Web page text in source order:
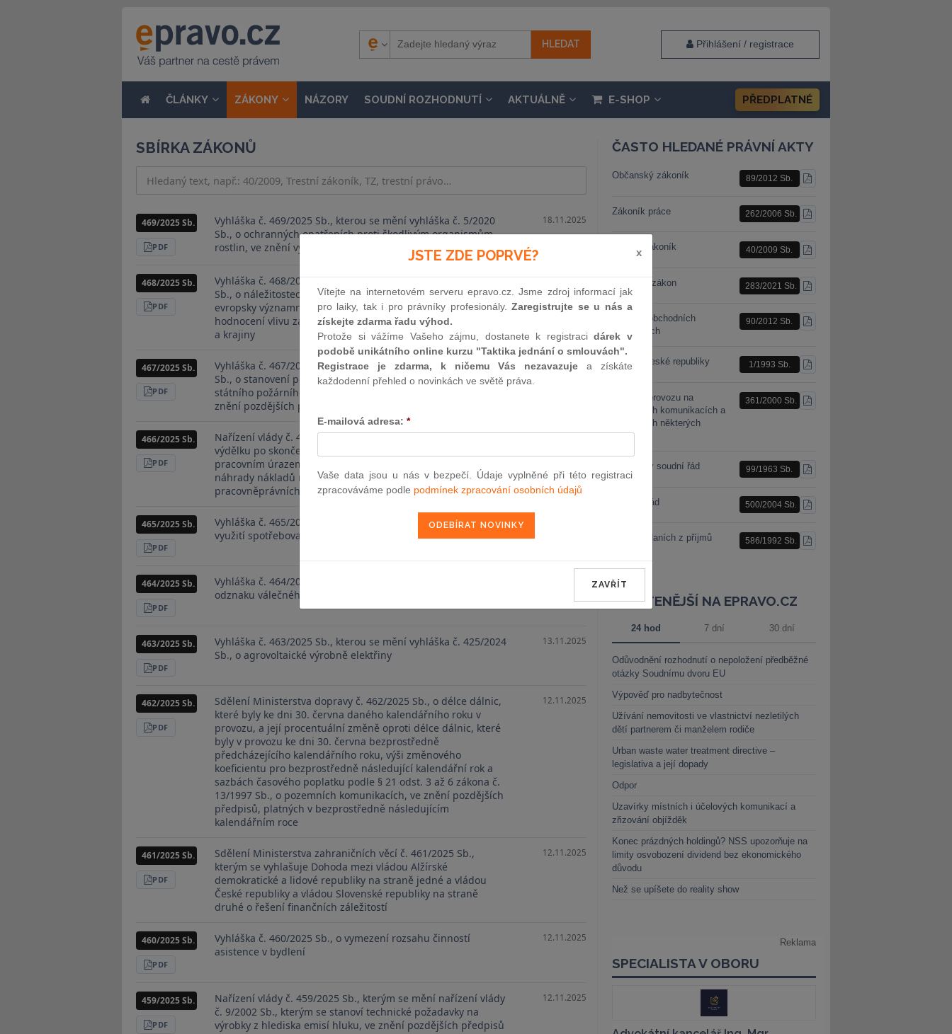
Přihlášení / registrace
ČLÁNKY ZÁKONY NÁZORY SOUDNÍ ROZHODNUTÍ AKTUÁLNĚ E-SHOP PŘEDPLATNÉ
SBÍRKA ZÁKONŮ
469/2025 Sb.
STÁHNOUT
Vyhláška č. 469/2025 Sb., kterou se mění vyhláška č. 5/2020
Sb., o ochranných opatřeních proti škodlivým organismům
rostlin, ve znění vyhlášky č. 216/2024 Sb.
18.11.2025
468/2025 Sb.
STÁHNOUT
Vyhláška č. 468/2025 Sb., kterou se mění vyhláška č. 142/2018
Sb., o náležitostech posouzení vlivu záměru a koncepce na
evropsky významné lokality a ptačí oblasti a o náležitostech
hodnocení vlivu závažného zásahu na zájmy ochrany přírody
a krajiny
467/2025 Sb.
STÁHNOUT
Vyhláška č. 467/2025 Sb., kterou se mění vyhláška č. 246/2001
Sb., o stanovení podmínek požární bezpečnosti a výkonu
státního požárního dozoru (vyhláška o požární prevenci), ve
znění pozdějších předpisů
18.11.2025
466/2025 Sb.
STÁHNOUT
Nařízení vlády č. 466/2025 Sb., o úpravě náhrady za ztrátu na
výdělku po skončení pracovní neschopnosti vzniklé
pracovním úrazem nebo nemocí z povolání a o úpravě
náhrady nákladů na výživu pozůstalých podle
pracovněprávních předpisů (nařízení o úpravě náhrady)
13.11.2025
465/2025 Sb.
STÁHNOUT
Vyhláška č. 465/2025 Sb., o způsobech efektivního dalšího
využití spotřebované elektřiny
464/2025 Sb.
STÁHNOUT
Vyhláška č. 464/2025 Sb., o průkazu válečného veterána a
odznaku válečného veterána
463/2025 Sb.
STÁHNOUT
Vyhláška č. 463/2025 Sb., kterou se mění vyhláška č. 425/2024
Sb., o agrovoltaické výrobně elektřiny
13.11.2025
462/2025 Sb.
STÁHNOUT
Sdělení Ministerstva dopravy č. 462/2025 Sb., o délce dálnic,
které byly ke dni 30. června daného kalendářního roku v
provozu, a její procentuální změně oproti délce dálnic, které
byly v provozu ke dni 30. června bezprostředně
předcházejícího kalendářního roku, výši změnového
koeficientu pro bezprostředně následující kalendářní rok a
sazbách časového poplatku podle § 21 odst. 3 až 6 zákona č.
13/1997 Sb., o pozemních komunikacích, ve znění pozdějších
předpisů, platných v bezprostředně následujícím
kalendářním roce
12.11.2025
461/2025 Sb.
STÁHNOUT
Sdělení Ministerstva zahraničních věcí č. 461/2025 Sb.,
kterým se vyhlašuje Dohoda mezi vládou Alžírské
demokratické a lidové republiky na straně jedné a vládou
České republiky a vládou Slovenské republiky na straně
druhé o řešení finančních záležitostí
12.11.2025
460/2025 Sb.
STÁHNOUT
Vyhláška č. 460/2025 Sb., o vymezení rozsahu činností
asistence v bydlení
12.11.2025
459/2025 Sb.
STÁHNOUT
Nařízení vlády č. 459/2025 Sb., kterým se mění nařízení vlády
č. 9/2002 Sb., kterým se stanoví technické požadavky na
výrobky z hlediska emisí hluku, ve znění pozdějších předpisů
12.11.2025
ČASTO HLEDANÉ PRÁVNÍ AKTY
Občanský zákoník 89/2012 Sb.
STÁHNOUT
Zákoník práce 262/2006 Sb.
STÁHNOUT
Trestní zákoník 40/2009 Sb.
STÁHNOUT
Stavební zákon 283/2021 Sb.
STÁHNOUT
Zákon o obchodních
korporacích
90/2012 Sb.
STÁHNOUT
Ústava České republiky 1/1993 Sb.
STÁHNOUT
Zákon o provozu na
pozemních komunikacích a
o změnách některých
zákonů
361/2000 Sb.
STÁHNOUT
Občanský soudní řád 99/1963 Sb.
STÁHNOUT
Správní řád 500/2004 Sb.
STÁHNOUT
Zákon o daních z příjmů 586/1992 Sb.
STÁHNOUT
NEJČTENĚJŠÍ NA EPRAVO.CZ
24 hod 7 dní 30 dní
Odůvodnění rozhodnutí o nepoložení předběžné
otázky Soudnímu dvoru EU
Výpověď pro nadbytečnost
Užívání nemovitosti ve vlastnictví nezletilých
dětí partnerem či manželem rodiče
Urban waste water treatment directive –
legislativa a její dopady
Odpor
Uzavírky místních i účelových komunikací a
zřizování objížděk
Konec prázdných holdingů? NSS upozorňuje na
limity osvobození dividend bez ekonomického
důvodu
Než se upíšete do reality show
JSTE ZDE POPRVÉ? x
Vítejte na internetovém serveru epravo.cz. Jsme zdroj informací jak
pro laiky, tak i pro právníky profesionály.Zaregistrujte se u nás a
získejte zdarma řadu výhod.
Protože si vážíme Vašeho zájmu, dostanete k registracidárek v
podobě unikátního online kurzu "Taktika jednání o smlouvách".
Registrace je zdarma, k ničemu Vás nezavazuje a získáte
každodenní přehled o novinkách ve světě práva.
E-mailová adresa: *
Vaše data jsou u nás v bezpečí. Údaje vyplněné při této registraci
zpracováváme podle podmínek zpracování osobních údajů
ZAVŘÍT